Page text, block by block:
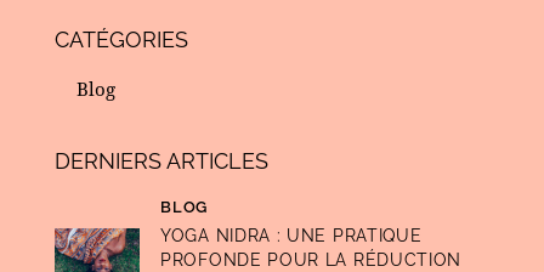
CATÉGORIES
Blog
DERNIERS ARTICLES
BLOG
YOGA NIDRA : UNE PRATIQUE
PROFONDE POUR LA RÉDUCTION